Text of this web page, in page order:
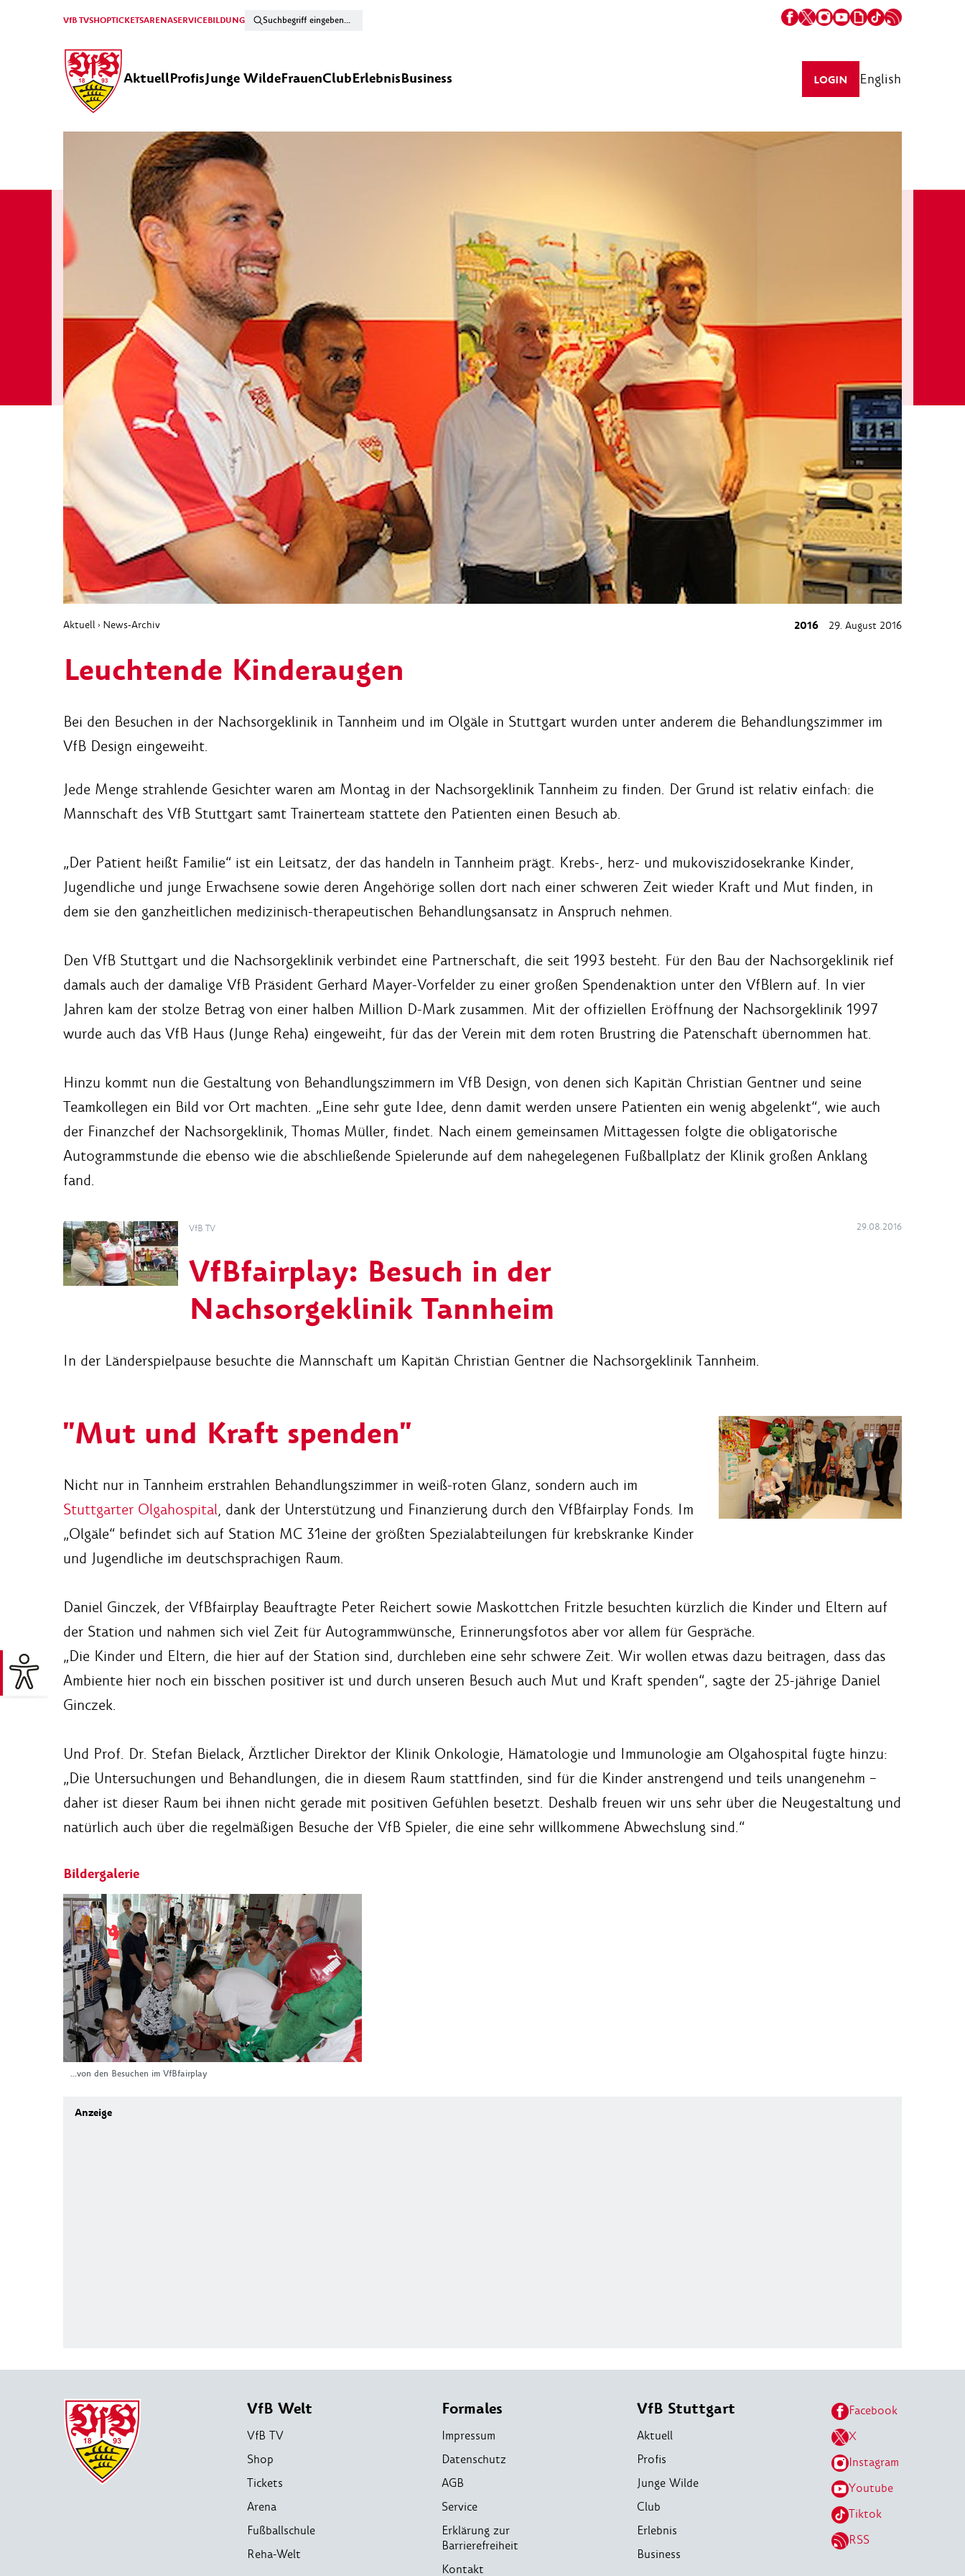
VfB TVSHOPTICKETSARENASERVICEBILDUNG
AktuellProfisJunge WildeFrauenClubErlebnisBusiness LOGIN English
Aktuell › News-Archiv 2016 29. August 2016
Leuchtende Kinderaugen
Bei den Besuchen in der Nachsorgeklinik in Tannheim und im Olgäle in Stuttgart wurden unter anderem die Behandlungszimmer im
VfB Design eingeweiht.
Jede Menge strahlende Gesichter waren am Montag in der Nachsorgeklinik Tannheim zu finden. Der Grund ist relativ einfach: die
Mannschaft des VfB Stuttgart samt Trainerteam stattete den Patienten einen Besuch ab.
„Der Patient heißt Familie“ ist ein Leitsatz, der das handeln in Tannheim prägt. Krebs-, herz- und mukoviszidosekranke Kinder,
Jugendliche und junge Erwachsene sowie deren Angehörige sollen dort nach einer schweren Zeit wieder Kraft und Mut finden, in
dem sie den ganzheitlichen medizinisch-therapeutischen Behandlungsansatz in Anspruch nehmen.
Den VfB Stuttgart und die Nachsorgeklinik verbindet eine Partnerschaft, die seit 1993 besteht. Für den Bau der Nachsorgeklinik rief
damals auch der damalige VfB Präsident Gerhard Mayer-Vorfelder zu einer großen Spendenaktion unter den VfBlern auf. In vier
Jahren kam der stolze Betrag von einer halben Million D-Mark zusammen. Mit der offiziellen Eröffnung der Nachsorgeklinik 1997
wurde auch das VfB Haus (Junge Reha) eingeweiht, für das der Verein mit dem roten Brustring die Patenschaft übernommen hat.
Hinzu kommt nun die Gestaltung von Behandlungszimmern im VfB Design, von denen sich Kapitän Christian Gentner und seine
Teamkollegen ein Bild vor Ort machten. „Eine sehr gute Idee, denn damit werden unsere Patienten ein wenig abgelenkt“, wie auch
der Finanzchef der Nachsorgeklinik, Thomas Müller, findet. Nach einem gemeinsamen Mittagessen folgte die obligatorische
Autogrammstunde die ebenso wie die abschließende Spielerunde auf dem nahegelegenen Fußballplatz der Klinik großen Anklang
fand.
VfB TV 29.08.2016
VfBfairplay: Besuch in der
Nachsorgeklinik Tannheim
In der Länderspielpause besuchte die Mannschaft um Kapitän Christian Gentner die Nachsorgeklinik Tannheim.
"Mut und Kraft spenden"
Nicht nur in Tannheim erstrahlen Behandlungszimmer in weiß-roten Glanz, sondern auch im
Stuttgarter Olgahospital, dank der Unterstützung und Finanzierung durch den VfBfairplay Fonds. Im
„Olgäle“ befindet sich auf Station MC 31eine der größten Spezialabteilungen für krebskranke Kinder
und Jugendliche im deutschsprachigen Raum.
Daniel Ginczek, der VfBfairplay Beauftragte Peter Reichert sowie Maskottchen Fritzle besuchten kürzlich die Kinder und Eltern auf
der Station und nahmen sich viel Zeit für Autogrammwünsche, Erinnerungsfotos aber vor allem für Gespräche.
„Die Kinder und Eltern, die hier auf der Station sind, durchleben eine sehr schwere Zeit. Wir wollen etwas dazu beitragen, dass das
Ambiente hier noch ein bisschen positiver ist und durch unseren Besuch auch Mut und Kraft spenden“, sagte der 25-jährige Daniel
Ginczek.
Und Prof. Dr. Stefan Bielack, Ärztlicher Direktor der Klinik Onkologie, Hämatologie und Immunologie am Olgahospital fügte hinzu:
„Die Untersuchungen und Behandlungen, die in diesem Raum stattfinden, sind für die Kinder anstrengend und teils unangenehm –
daher ist dieser Raum bei ihnen nicht gerade mit positiven Gefühlen besetzt. Deshalb freuen wir uns sehr über die Neugestaltung und
natürlich auch über die regelmäßigen Besuche der VfB Spieler, die eine sehr willkommene Abwechslung sind.“
Bildergalerie
...von den Besuchen im VfBfairplay
VfB Welt
VfB TV
Shop
Tickets
Arena
Fußballschule
Reha-Welt
Formales
Impressum
Datenschutz
AGB
Service
Erklärung zur
Barrierefreiheit
Kontakt
VfB Stuttgart
Aktuell
Profis
Junge Wilde
Club
Erlebnis
Business
Facebook
X
Instagram
Youtube
Tiktok
RSS